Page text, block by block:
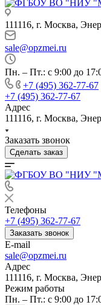
111116, г. Москва,
sale@opzmei.ru
Пн. – Пт.: с 9:00 до
+7 (495) 362-77-67
+7 (495) 362-77-67
Адрес
111116, г. Москва,
Заказать звонок
Сделать заказ
Телефоны
+7 (495) 362-77-67
Заказать звонок
E-mail
sale@opzmei.ru
Адрес
111116, г. Москва,
Режим работы
Пн. – Пт.: с 9:00 до